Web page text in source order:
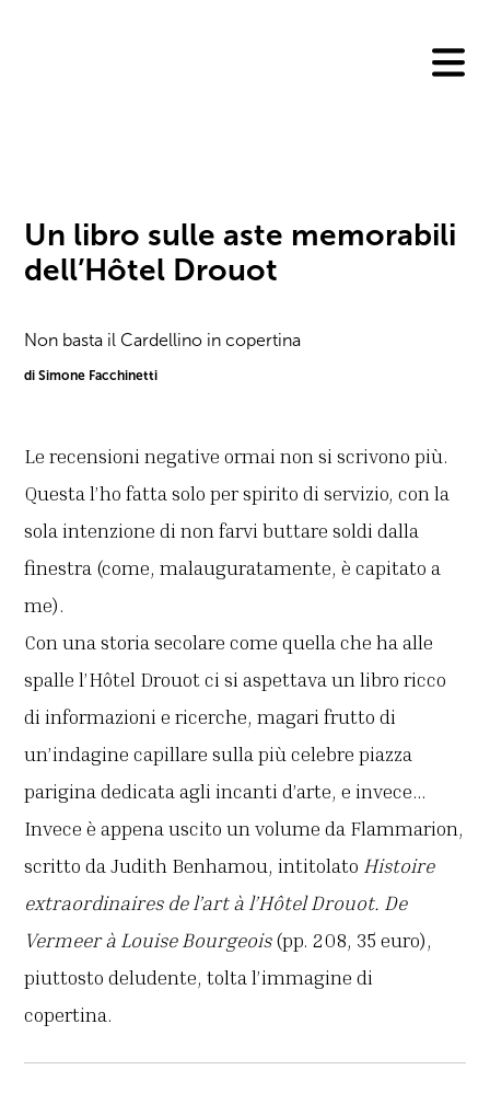
Un libro sulle aste memorabili
dell’Hôtel Drouot
Non basta il Cardellino in copertina
di Simone Facchinetti
Le recensioni negative ormai non si scrivono più.
Questa l’ho fatta solo per spirito di servizio, con la
sola intenzione di non farvi buttare soldi dalla
finestra (come, malauguratamente, è capitato a
me).
Con una storia secolare come quella che ha alle
spalle l’Hôtel Drouot ci si aspettava un libro ricco
di informazioni e ricerche, magari frutto di
un’indagine capillare sulla più celebre piazza
parigina dedicata agli incanti d’arte, e invece…
Invece è appena uscito un volume da Flammarion,
scritto da Judith Benhamou, intitolato Histoire
extraordinaires de l’art à l’Hôtel Drouot. De
Vermeer à Louise Bourgeois(pp. 208, 35 euro),
piuttosto deludente, tolta l’immagine di
copertina.